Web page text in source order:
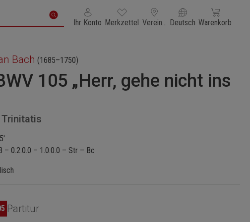
Ihr Konto Du hast 0 Produkte auf dem Merkzettel
Merkzettel Vereinigte Staaten von Amerika
Deutsch Warenkorb
Warenkorb
Bach (1685–1750)
105 „Herr, gehe nicht ins
Trinitatis
– 0.2.0.0 – 1.0.0.0 – Str – Bc
Partitur